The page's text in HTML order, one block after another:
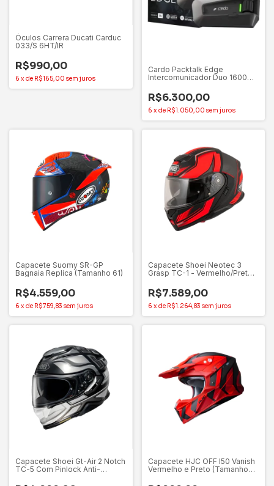
Óculos Carrera Ducati Carduc
033/S 6HT/IR
R$990,00
6 x de R$165,00 sem juros
Cardo Packtalk Edge
Intercomunicador Duo 1600m
R$6.300,00
6 x de R$1.050,00 sem juros
Capacete Suomy SR-GP
Bagnaia Replica (Tamanho 61)
R$4.559,00
6 xde R$759,83 sem juros
Capacete Shoei Neotec 3
Grasp TC-1 - Vermelho/Preto
R$7.589,00
6 xde R$1.264,83 sem juros
Capacete Shoei Gt-Air 2 Notch
TC-5 Com Pinlock Anti-
Capacete HJC OFF I50 Vanish
Vermelho e Preto (Tamanho